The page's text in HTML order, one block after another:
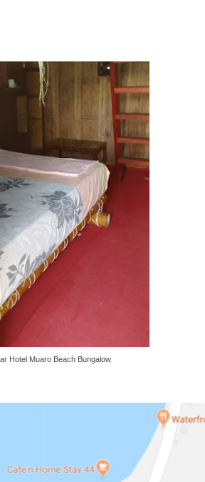
Hotel Muaro Beach Bungalow